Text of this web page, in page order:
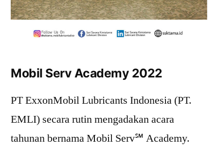
Mobil Serv Academy 2022
PT ExxonMobil Lubricants Indonesia (PT.
EMLI) secara rutin mengadakan acara
tahunan bernama Mobil Serv℠ Academy.